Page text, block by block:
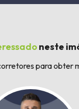
neste
para obter